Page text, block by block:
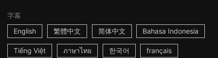
字幕
English
繁體中文 简体中文 Bahasa Indonesia
Tiếng Việt ภาษาไทย 한국어 français